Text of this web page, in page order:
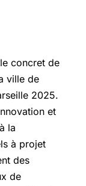
concret de
ville de
2025.
et
la
à projet
des
de